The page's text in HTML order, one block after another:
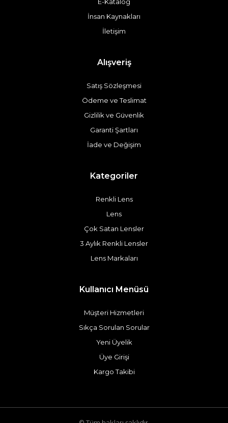
İnsan Kaynakları
İletişim
Alışveriş
Satış Sözleşmesi
Ödeme ve Teslimat
Gizlilik ve Güvenlik
Garanti Şartları
İade ve Değişim
Kategoriler
Renkli Lens
Lens
Çok Satan Lensler
3 Aylık Renkli Lensler
Lens Markaları
Kullanıcı Menüsü
Müşteri Hizmetleri
Sıkça Sorulan Sorular
Yeni Üyelik
Üye Girişi
Kargo Takibi